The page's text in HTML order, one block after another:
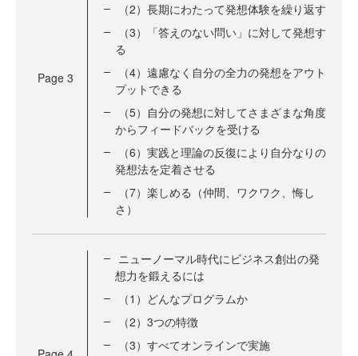
Page 3
（2）長期にわたって発想体験を繰り返す
（3）「答えのない問い」に対して発想す
る
（4）遠慮なく自分の全力の発想をアウト
プットできる
（5）自分の発想に対してさまざまな角度
からフィードバックを受ける
（6）実践と理論の反復により自分なりの
発想法を定着させる
（7）楽しめる（仲間、ワクワク、悔し
さ）
ニューノーマル時代にビジネス創出の発
想力を鍛えるには
（1）どんなプログラムか
（2）3つの特徴
（3）すべてオンラインで実施